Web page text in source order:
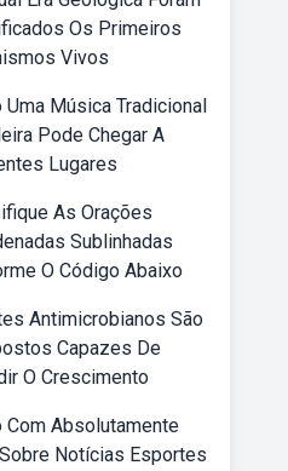
Os Primeiros
Vivos
Uma Música Tradicional
Pode Chegar A
Lugares
As Orações
Sublinhadas
O Código Abaixo
Antimicrobianos São
Capazes De
O Crescimento
Com Absolutamente
Notícias Esportes